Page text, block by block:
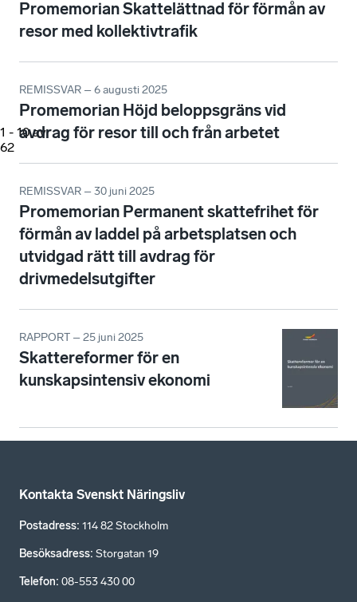
1 - 10 av
62
Promemorian Skattelättnad för förmån av
resor med kollektivtrafik
REMISSVAR – 6 augusti 2025
Promemorian Höjd beloppsgräns vid
avdrag för resor till och från arbetet
REMISSVAR – 30 juni 2025
Promemorian Permanent skattefrihet för
förmån av laddel på arbetsplatsen och
utvidgad rätt till avdrag för
drivmedelsutgifter
RAPPORT – 25 juni 2025
Skattereformer för en
kunskapsintensiv ekonomi
Kontakta Svenskt Näringsliv
Postadress: 114 82 Stockholm
Besöksadress: Storgatan 19
Telefon: 08-553 430 00